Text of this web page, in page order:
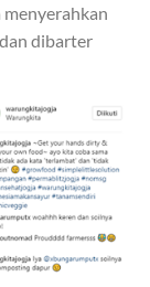
menyerahkan
dibarter